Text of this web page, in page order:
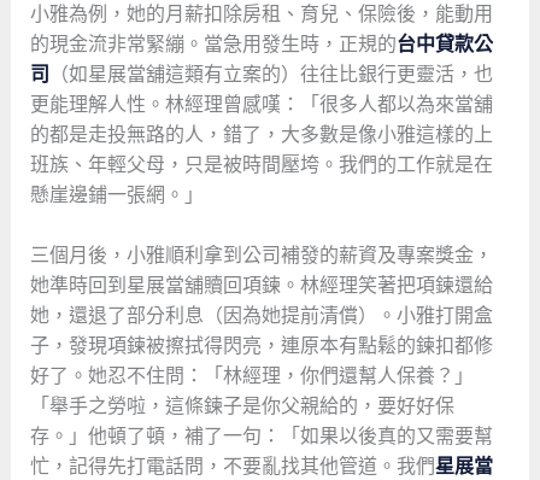
小雅為例，她的月薪扣除房租、育兒、保險後，能動用
的現金流非常緊繃。當急用發生時，正規的台中貸款公
司
（如星展當舖這類有立案的）往往比銀行更靈活，也
更能理解人性。林經理曾感嘆：「很多人都以為來當舖
的都是走投無路的人，錯了，大多數是像小雅這樣的上
班族、年輕父母，只是被時間壓垮。我們的工作就是在
懸崖邊鋪一張網。」
三個月後，小雅順利拿到公司補發的薪資及專案獎金，
她準時回到星展當舖贖回項鍊。林經理笑著把項鍊還給
她，還退了部分利息（因為她提前清償）。小雅打開盒
子，發現項鍊被擦拭得閃亮，連原本有點鬆的鍊扣都修
好了。她忍不住問：「林經理，你們還幫人保養？」
「舉手之勞啦，這條鍊子是你父親給的，要好好保
存。」他頓了頓，補了一句：「如果以後真的又需要幫
忙，記得先打電話問，不要亂找其他管道。我們星展當